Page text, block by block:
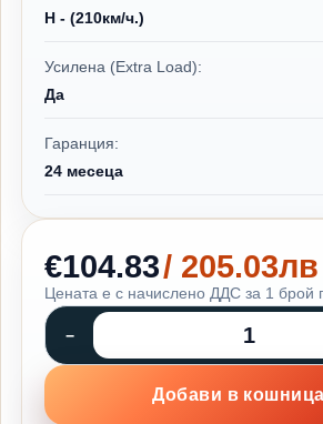
H - (210км/ч.)
Усилена (Extra Load):
Да
Гаранция:
24 месеца
€104.83/ 205.03лв
Цената е с начислено ДДС за 1 брой
Добави в